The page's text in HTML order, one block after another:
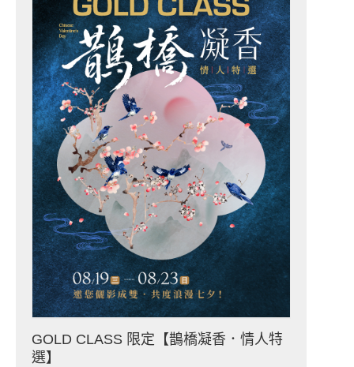
GOLD CLASS 限定【鵲橋凝香．情人特
選】